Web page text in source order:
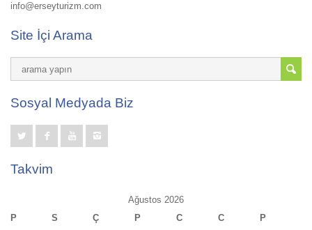
info@erseyturizm.com
Site İçi Arama
Sosyal Medyada Biz
Takvim
Ağustos 2026
P
S Ç P C C P